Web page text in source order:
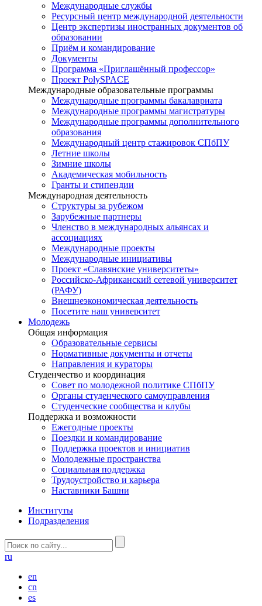
Международные службы
Ресурсный центр международной деятельности
Центр экспертизы иностранных документов об
образовании
Приём и командирование
Документы
Программа «Приглашённый профессор»
Проект PolySPACE
Международные образовательные программы
Международные программы бакалавриата
Международные программы магистратуры
Международные программы дополнительного
образования
Международный центр стажировок СПбПУ
Летние школы
Зимние школы
Академическая мобильность
Гранты и стипендии
Международная деятельность
Структуры за рубежом
Зарубежные партнеры
Членство в международных альянсах и
ассоциациях
Международные проекты
Международные инициативы
Проект «Славянские университеты»
Российско-Африканский сетевой университет
(РАФУ)
Внешнеэкономическая деятельность
Посетите наш университет
Молодежь
Общая информация
Образовательные сервисы
Нормативные документы и отчеты
Направления и кураторы
Студенчество и координация
Совет по молодежной политике СПбПУ
Органы студенческого самоуправления
Студенческие сообщества и клубы
Поддержка и возможности
Ежегодные проекты
Поездки и командирование
Поддержка проектов и инициатив
Молодежные пространства
Социальная поддержка
Трудоустройство и карьера
Наставники Башни
Институты
Подразделения
ru
en
cn
es